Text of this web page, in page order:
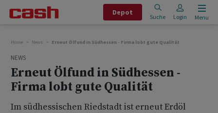
Depot
Suche Login Menu
Home News Erneut Ölfund in Südhessen - Firma lobt gute Qualität
NEWS
Erneut Ölfund in Südhessen -
Firma lobt gute Qualität
Im südhessischen Riedstadt ist erneut Erdöl